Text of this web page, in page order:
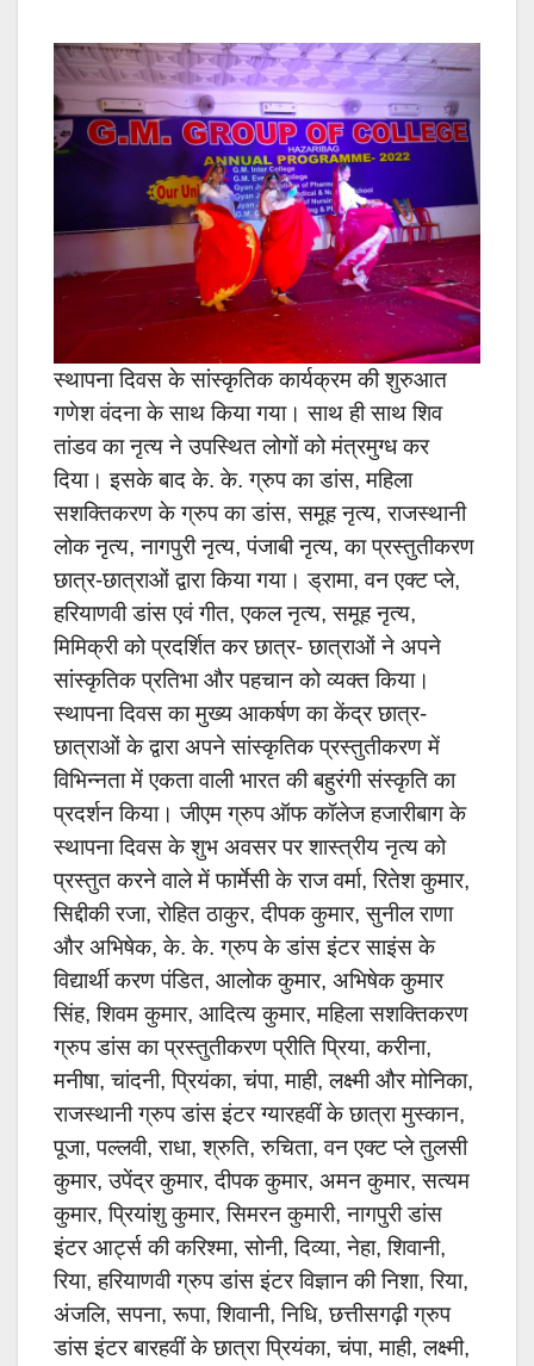
स्थापना दिवस के सांस्कृतिक कार्यक्रम की शुरुआत
गणेश वंदना के साथ किया गया। साथ ही साथ शिव
तांडव का नृत्य ने उपस्थित लोगों को मंत्रमुग्ध कर
दिया। इसके बाद के. के. ग्रुप का डांस, महिला
सशक्तिकरण के ग्रुप का डांस, समूह नृत्य, राजस्थानी
लोक नृत्य, नागपुरी नृत्य, पंजाबी नृत्य, का प्रस्तुतीकरण
छात्र-छात्राओं द्वारा किया गया। ड्रामा, वन एक्ट प्ले,
हरियाणवी डांस एवं गीत, एकल नृत्य, समूह नृत्य,
मिमिक्री को प्रदर्शित कर छात्र- छात्राओं ने अपने
सांस्कृतिक प्रतिभा और पहचान को व्यक्त किया।
स्थापना दिवस का मुख्य आकर्षण का केंद्र छात्र-
छात्राओं के द्वारा अपने सांस्कृतिक प्रस्तुतीकरण में
विभिन्नता में एकता वाली भारत की बहुरंगी संस्कृति का
प्रदर्शन किया। जीएम ग्रुप ऑफ कॉलेज हजारीबाग के
स्थापना दिवस के शुभ अवसर पर शास्त्रीय नृत्य को
प्रस्तुत करने वाले में फार्मेसी के राज वर्मा, रितेश कुमार,
सिद्दीकी रजा, रोहित ठाकुर, दीपक कुमार, सुनील राणा
और अभिषेक, के. के. ग्रुप के डांस इंटर साइंस के
विद्यार्थी करण पंडित, आलोक कुमार, अभिषेक कुमार
सिंह, शिवम कुमार, आदित्य कुमार, महिला सशक्तिकरण
ग्रुप डांस का प्रस्तुतीकरण प्रीति प्रिया, करीना,
मनीषा, चांदनी, प्रियंका, चंपा, माही, लक्ष्मी और मोनिका,
राजस्थानी ग्रुप डांस इंटर ग्यारहवीं के छात्रा मुस्कान,
पूजा, पल्लवी, राधा, श्रुति, रुचिता, वन एक्ट प्ले तुलसी
कुमार, उपेंद्र कुमार, दीपक कुमार, अमन कुमार, सत्यम
कुमार, प्रियांशु कुमार, सिमरन कुमारी, नागपुरी डांस
इंटर आर्ट्स की करिश्मा, सोनी, दिव्या, नेहा, शिवानी,
रिया, हरियाणवी ग्रुप डांस इंटर विज्ञान की निशा, रिया,
अंजलि, सपना, रूपा, शिवानी, निधि, छत्तीसगढ़ी ग्रुप
डांस इंटर बारहवीं के छात्रा प्रियंका, चंपा, माही, लक्ष्मी,